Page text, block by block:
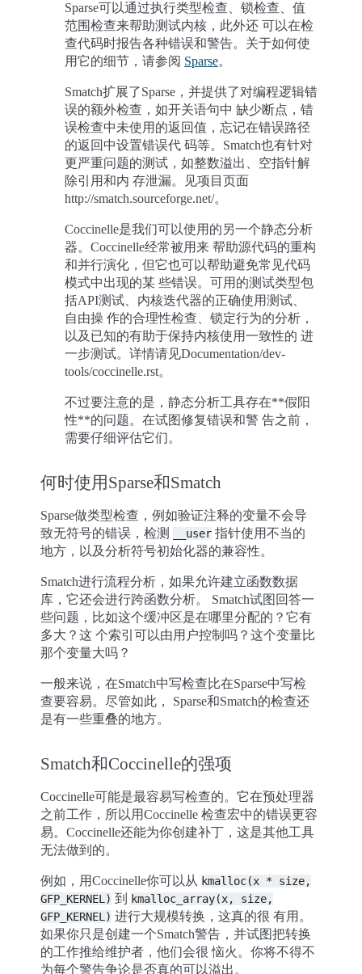
Sparse可以通过执行类型检查、锁检查、值
范围检查来帮助测试内核，此外还 可以在检
查代码时报告各种错误和警告。关于如何使
用它的细节，请参阅 Sparse。
Smatch扩展了Sparse，并提供了对编程逻辑错
误的额外检查，如开关语句中 缺少断点，错
误检查中未使用的返回值，忘记在错误路径
的返回中设置错误代 码等。Smatch也有针对
更严重问题的测试，如整数溢出、空指针解
除引用和内 存泄漏。见项目页面
http://smatch.sourceforge.net/。
Coccinelle是我们可以使用的另一个静态分析
器。Coccinelle经常被用来 帮助源代码的重构
和并行演化，但它也可以帮助避免常见代码
模式中出现的某 些错误。可用的测试类型包
括API测试、内核迭代器的正确使用测试、
自由操 作的合理性检查、锁定行为的分析，
以及已知的有助于保持内核使用一致性的 进
一步测试。详情请见Documentation/dev-
tools/coccinelle.rst。
不过要注意的是，静态分析工具存在**假阳
性**的问题。在试图修复错误和警 告之前，
需要仔细评估它们。
何时使用Sparse和Smatch
Sparse做类型检查，例如验证注释的变量不会导
致无符号的错误，检测
__user 指针使用不当的
地方，以及分析符号初始化器的兼容性。
Smatch进行流程分析，如果允许建立函数数据
库，它还会进行跨函数分析。 Smatch试图回答一
些问题，比如这个缓冲区是在哪里分配的？它有
多大？这 个索引可以由用户控制吗？这个变量比
那个变量大吗？
一般来说，在Smatch中写检查比在Sparse中写检
查要容易。尽管如此， Sparse和Smatch的检查还
是有一些重叠的地方。
Smatch和Coccinelle的强项
Coccinelle可能是最容易写检查的。它在预处理器
之前工作，所以用Coccinelle 检查宏中的错误更容
易。Coccinelle还能为你创建补丁，这是其他工具
无法做到的。
例如，用Coccinelle你可以从 kmalloc(x *
size,
GFP_KERNEL) 到 kmalloc_array(x,
size,
GFP_KERNEL) 进行大规模转换，这真的很 有用。
如果你只是创建一个Smatch警告，并试图把转换
的工作推给维护者，他们会很 恼火。你将不得不
为每个警告争论是否真的可以溢出。